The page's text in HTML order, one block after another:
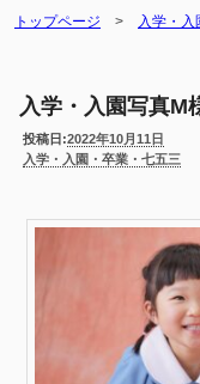
トップページ > 入学・
入学・入園写真M
投稿日:2022年10月11日
入学・入園・卒業・七五三